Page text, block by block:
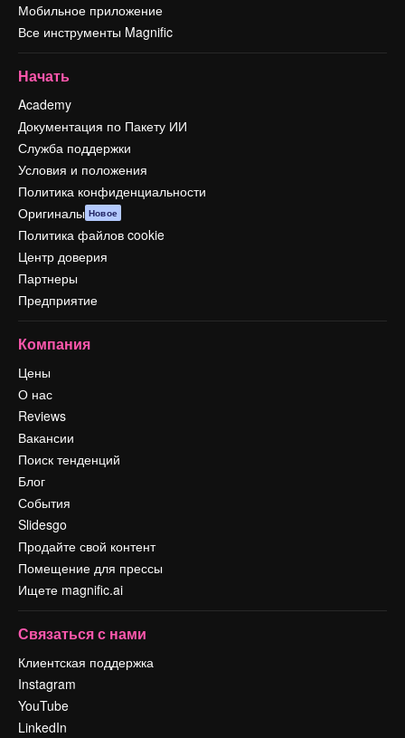
Мобильное приложение
Все инструменты Magnific
Начать
Academy
Документация по Пакету ИИ
Служба поддержки
Условия и положения
Политика конфиденциальности
Оригиналы Новое
Политика файлов cookie
Центр доверия
Партнеры
Предприятие
Компания
Цены
О нас
Reviews
Вакансии
Поиск тенденций
Блог
События
Slidesgo
Продайте свой контент
Помещение для прессы
Ищете magnific.ai
Связаться с нами
Клиентская поддержка
Instagram
YouTube
LinkedIn